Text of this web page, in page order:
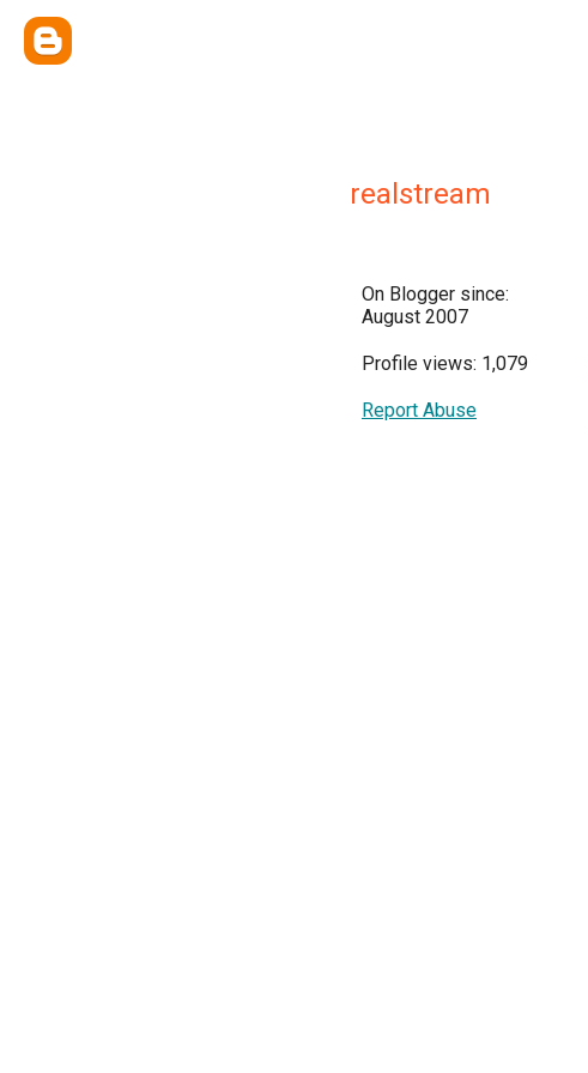
realstream
On Blogger since:
August 2007
Profile views: 1,079
Report Abuse